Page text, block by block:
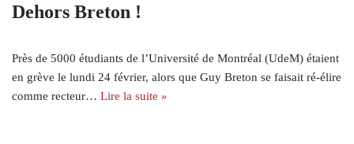
Dehors Breton !
Près de 5000 étudiants de l’Université de Montréal (UdeM) étaient
en grève le lundi 24 février, alors que Guy Breton se faisait ré-élire
comme recteur… Lire la suite »